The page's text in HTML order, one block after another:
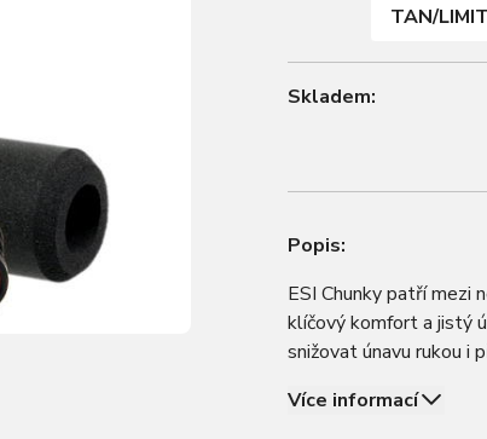
TAN/
Skladem:
Popis:
ESI Chunky patří mezi
klíčový komfort a jistý
snižovat únavu rukou i
Více informací